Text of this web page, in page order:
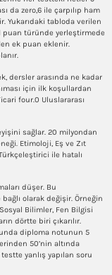
da zero,6 ile çarpılıp ham
Yukarıdaki tabloda verilen
puan türünde yerleştirmede
ek puan eklenir.
dersler arasında ne kadar
için ilk koşullardan
four.0 Uluslararası
sağlar. 20 milyondan
Etimoloji, Eş ve Zıt
ile hatalı
düşer. Bu
olarak değişir. Örneğin
Bilimler, Fen Bilgisi
dörtte biri çıkarılır.
diploma notunun 5
50’nin altında
yanlış yapılan soru